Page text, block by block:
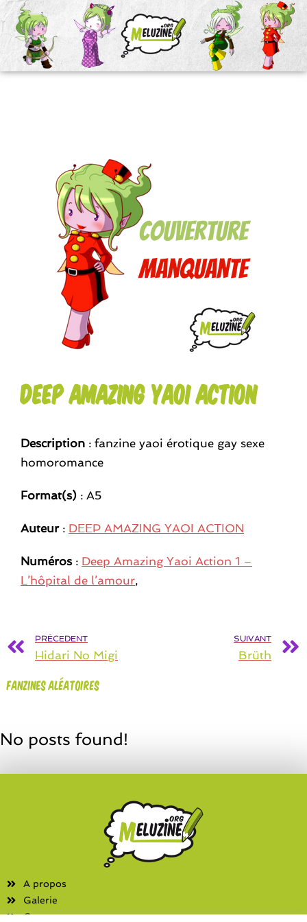
Deep Amazing Yaoi Action
Description : fanzine yaoi érotique gay sexe
homoromance
Format(s) : A5
Auteur: DEEP AMAZING YAOI ACTION
Numéros: Deep Amazing Yaoi Action 1 –
L’hôpital de l’amour,
PRÉCEDENT
Hidari No Migi
SUIVANT
Brüth
Fanzines aléatoires
No posts found!
A propos
Galerie
Contact